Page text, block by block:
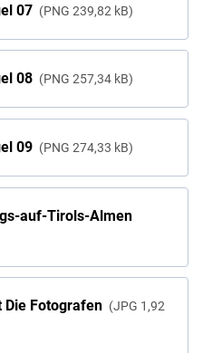
07 PNG 239,82 kB
08 PNG 257,34 kB
09 PNG 274,33 kB
auf-Tirols-Almen
Die Fotografen JPG 1,92